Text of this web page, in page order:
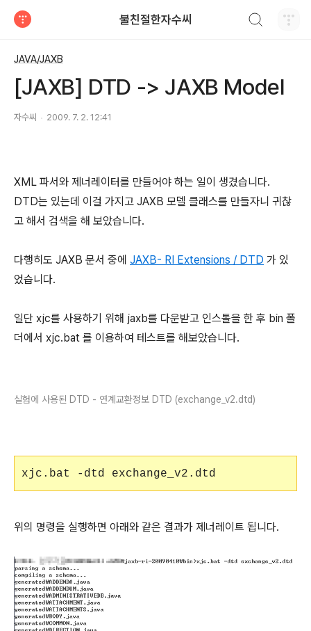
불친절한자수씨
JAVA/JAXB
[JAXB] DTD -> JAXB Model
자수씨 2009. 7. 2. 12:41
XML 파서와 제너레이터를 만들어야 하는 일이 생겼습니다.
DTD는 있는데 이걸 가지고 JAXB 모델 클래스를 만들자니 귀찮
고 해서 검색을 해 보았습니다.
다행히도 JAXB 문서 중에 JAXB- RI Extensions / DTD 가 있
었습니다.
일단 xjc를 사용하기 위해 jaxb를 다운받고 인스톨을 한 후 bin 폴
더에서 xjc.bat 를 이용하여 테스트를 해보았습니다.
실험에 사용된 DTD - 연계교환정보 DTD (exchange_v2.dtd)
xjc.bat -dtd exchange_v2.dtd
위의 명령을 실행하면 아래와 같은 결과가 제너레이트 됩니다.